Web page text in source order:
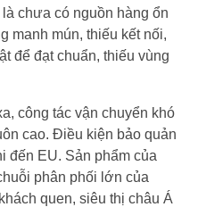
chưa có nguồn hàng ổn
manh mún, thiếu kết nối,
để đạt chuẩn, thiếu vùng
công tác vận chuyển khó
cao. Điều kiện bảo quản
đến EU. Sản phẩm của
phân phối lớn của
quen, siêu thị châu Á